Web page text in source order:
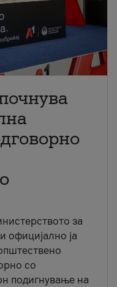
за
официјално ја
со
подигнување на